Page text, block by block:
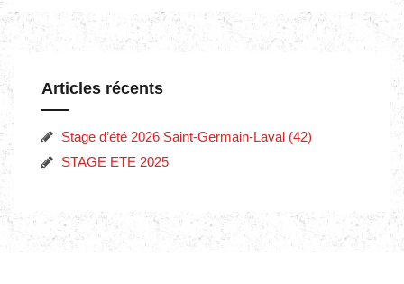
Articles récents
Stage d’été 2026 Saint-Germain-Laval (42)
STAGE ETE 2025